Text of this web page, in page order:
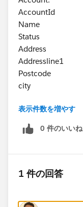
AccountId
Name
Status
Address
Addressline1
Postcode
city
Is it possible to
complex json
表示件数を増やす
0 件のいい
1 件の回答